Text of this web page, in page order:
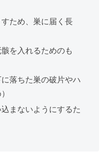
ため、巣に届く長
を入れるためのも
落ちた巣の破片やハ
まないようにするた